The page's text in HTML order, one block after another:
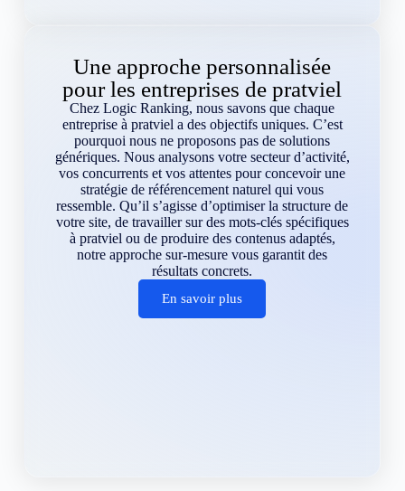
Une approche personnalisée
pour les entreprises de pratviel
Chez Logic Ranking, nous savons que chaque
entreprise à pratviel a des objectifs uniques. C’est
pourquoi nous ne proposons pas de solutions
génériques. Nous analysons votre secteur d’activité,
vos concurrents et vos attentes pour concevoir une
stratégie de référencement naturel qui vous
ressemble. Qu’il s’agisse d’optimiser la structure de
votre site, de travailler sur des mots-clés spécifiques
à pratviel ou de produire des contenus adaptés,
notre approche sur-mesure vous garantit des
résultats concrets.
En savoir plus